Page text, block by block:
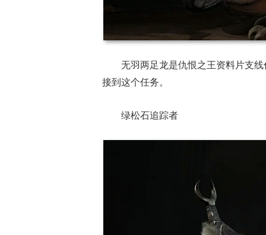
无羽两足龙是仇恨之王资料片支
接到这个任务。
绿松石追踪者